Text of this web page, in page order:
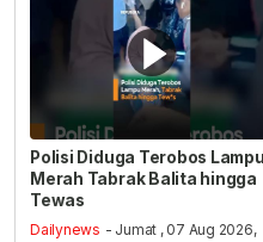
Polisi Diduga Terobos Lampu
Merah Tabrak Balita hingga
Tewas
Dailynews - Jumat , 07 Aug 2026,